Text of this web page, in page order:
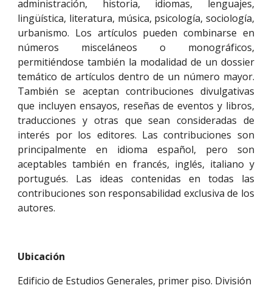
administración, historia, idiomas, lenguajes,
lingüística, literatura, música, psicología, sociología,
urbanismo. Los artículos pueden combinarse en
números misceláneos o monográficos,
permitiéndose también la modalidad de un dossier
temático de artículos dentro de un número mayor.
También se aceptan contribuciones divulgativas
que incluyen ensayos, reseñas de eventos y libros,
traducciones y otras que sean consideradas de
interés por los editores. Las contribuciones son
principalmente en idioma español, pero son
aceptables también en francés, inglés, italiano y
portugués. Las ideas contenidas en todas las
contribuciones son responsabilidad exclusiva de los
autores.
Ubicación
Edificio de Estudios Generales, primer piso. División